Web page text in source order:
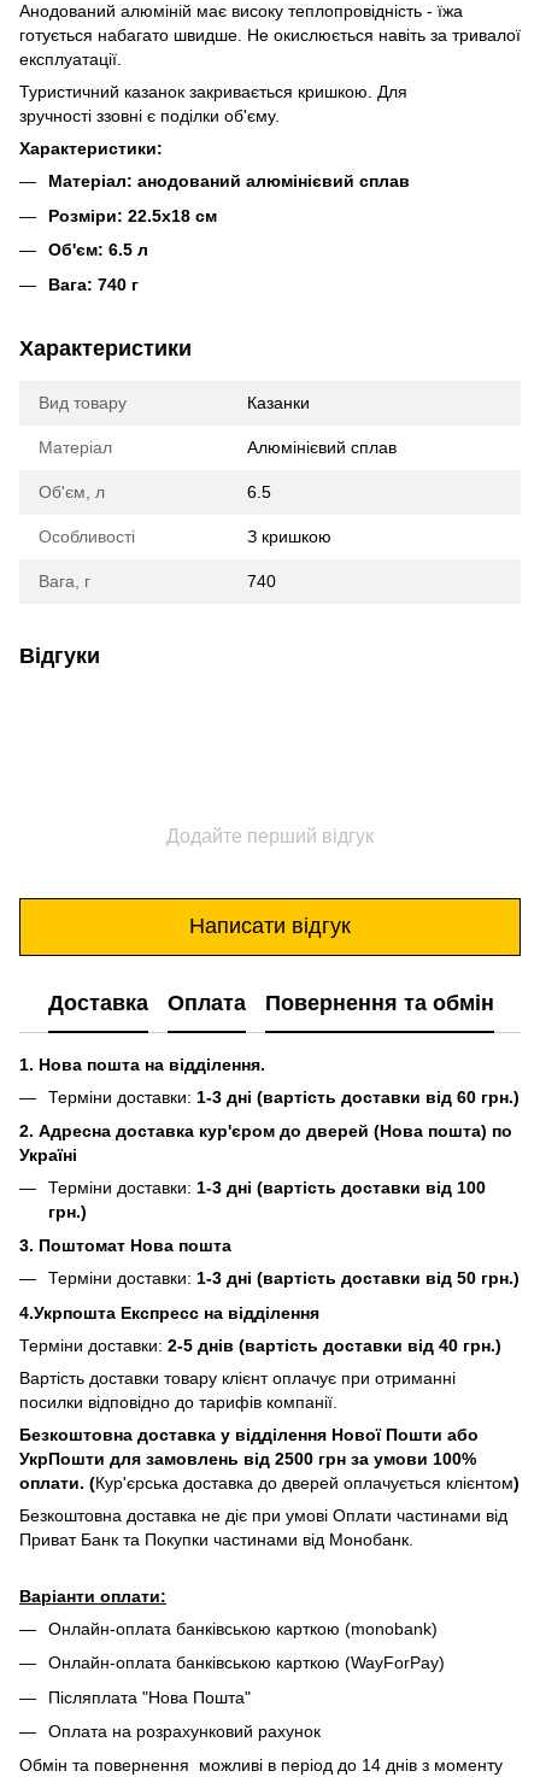
Анодований алюміній має високу теплопровідність - їжа
готується набагато швидше. Не окислюється навіть за тривалої
експлуатації.
Туристичний казанок закривається кришкою. Для
зручності ззовні є поділки об'єму.
Характеристики:
Матеріал: анодований алюмінієвий сплав
Розміри: 22.5х18 см
Об'єм: 6.5 л
Вага: 740 г
Характеристики
Вид товару Казанки
Матеріал Алюмінієвий сплав
Об'єм, л 6.5
Особливості З кришкою
Вага, г 740
Відгуки
Додайте перший відгук
Написати відгук
Доставка Оплата Повернення та обмін
1. Нова пошта на відділення.
Терміни доставки: 1-3 дні (вартість доставки від 60 грн.)
2. Адресна доставка кур'єром до дверей (Нова пошта) по
Україні
Терміни доставки: 1-3 дні (вартість доставки від 100
грн.)
3. Поштомат Нова пошта
Терміни доставки: 1-3 дні (вартість доставки від 50 грн.)
4.Укрпошта Експресс на відділення
Терміни доставки: 2-5 днів (вартість доставки від 40 грн.)
Вартість доставки товару клієнт оплачує при отриманні
посилки відповідно до тарифів компанії.
Безкоштовна доставка у відділення Нової Пошти або
УкрПошти для замовлень від 2500 грн за умови 100%
оплати. (Кур'єрська доставка до дверей оплачується клієнтом)
Безкоштовна доставка не діє при умові Оплати частинами від
Приват Банк та Покупки частинами від Монобанк.
Варіанти оплати:
Онлайн-оплата банківською карткою (monobank)
Онлайн-оплата банківською карткою (WayForPay)
Післяплата "Нова Пошта"
Оплата на розрахунковий рахунок
Обмін та повернення можливі в період до 14 днів з моменту